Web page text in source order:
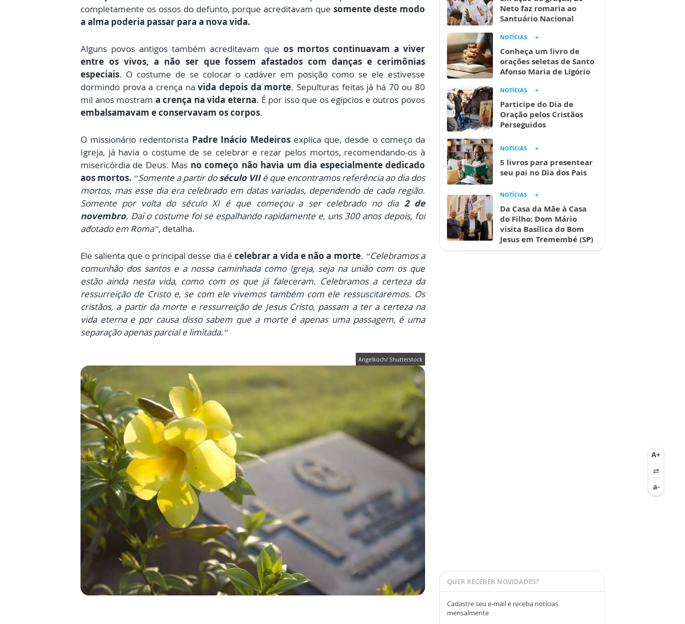
completamente os ossos do defunto, porque acreditavam quesomente deste modo
a alma poderia passar para a nova vida.
Alguns povos antigos também acreditavam que os mortos continuavam a viver
entre os vivos, a não ser que fossem afastados com danças e cerimônias
especiais. O costume de se colocar o cadáver em posição como se ele estivesse
dormindo prova a crença navida depois da morte. Sepulturas feitas já há 70 ou 80
mil anos mostram a crença na vida eterna. É por isso que os egípcios e outros povos
embalsamavam e conservavam os corpos.
O missionário redentorista Padre Inácio Medeirosexplica que, desde o começo da
Igreja, já havia o costume de se celebrar e rezar pelos mortos, recomendando-os à
misericórdia de Deus. Mas no começo não havia um dia especialmente dedicado
aos mortos. “Somente a partir doséculo VIIé que encontramos referência ao dia dos
mortos, mas esse dia era celebrado em datas variadas, dependendo de cada região.
Somente por volta do século XI é que começou a ser celebrado no dia 2 de
novembro. Daí o costume foi se espalhando rapidamente e, uns 300 anos depois, foi
adotado em Roma”, detalha.
Ele salienta que o principal desse dia é celebrar a vida e não a morte. “Celebramos a
comunhão dos santos e a nossa caminhada como Igreja, seja na união com os que
estão ainda nesta vida, como com os que já faleceram. Celebramos a certeza da
ressurreição de Cristo e, se com ele vivemos também com ele ressuscitaremos. Os
cristãos, a partir da morte e ressurreição de Jesus Cristo, passam a ter a certeza na
vida eterna e por causa disso sabem que a morte é apenas uma passagem, é uma
separação apenas parcial e limitada.”
Angelkoch/ Shutterstock
Neto faz romaria ao
Santuário Nacional
NOTÍCIAS
Conheça um livro de
orações seletas de Santo
Afonso Maria de Ligório
NOTÍCIAS
Participe do Dia de
Oração pelos Cristãos
Perseguidos
NOTÍCIAS
5 livros para presentear
seu pai no Dia dos Pais
NOTÍCIAS
Da Casa da Mãe à Casa
do Filho: Dom Mário
visita Basílica do Bom
Jesus em Tremembé (SP)
QUER RECEBER NOVIDADES?
Cadastre seu e-mail e receba notícias
mensalmente